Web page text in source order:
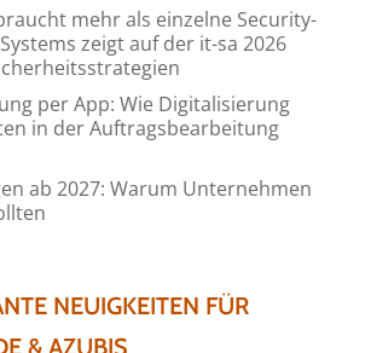
mehr als einzelne Security-
zeigt auf der it-sa 2026
per App: Wie Digitalisierung
in der Auftragsbearbeitung
ab 2027: Warum Unternehmen
NEUIGKEITEN FÜR
& AZUBIS